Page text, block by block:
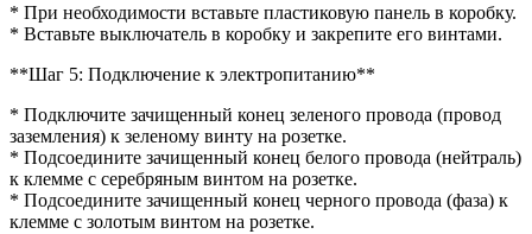
* При необходимости вставьте пластиковую панель в коробку.
* Вставьте выключатель в коробку и закрепите его винтами.
**Шаг 5: Подключение к электропитанию**
* Подключите зачищенный конец зеленого провода (провод
заземления) к зеленому винту на розетке.
* Подсоедините зачищенный конец белого провода (нейтраль)
к клемме с серебряным винтом на розетке.
* Подсоедините зачищенный конец черного провода (фаза) к
клемме с золотым винтом на розетке.